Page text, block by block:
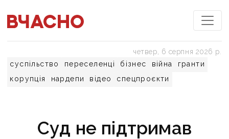
суспільство переселенці бізнес війна
гранти
корупція
нардепи відео спецпроєкти
четвер, 6 серпня 2026 р.
Суд не підтримав